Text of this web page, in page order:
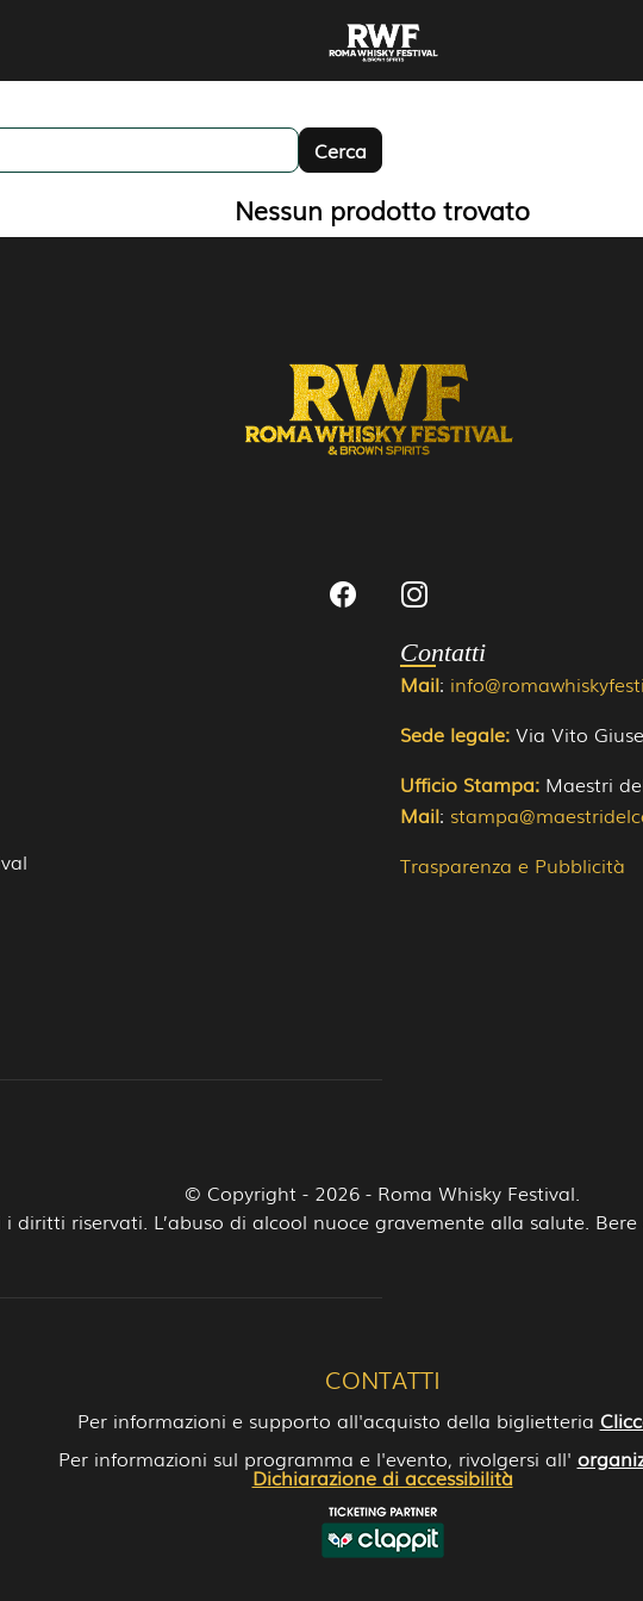
Nessun prodotto trovato
Contatti
Mail:
Sede legale: Via Vito
Ufficio Stampa: Maestri
Mail:
Trasparenza e Pubblicità
© Copyright - 2026 - Roma Whisky Festival.
i diritti riservati. L’abuso di alcool nuoce gravemente alla salute.
CONTATTI
Per informazioni e supporto all'acquisto della biglietteria
Per informazioni sul programma e l'evento, rivolgersi all'
Dichiarazione di accessibilità